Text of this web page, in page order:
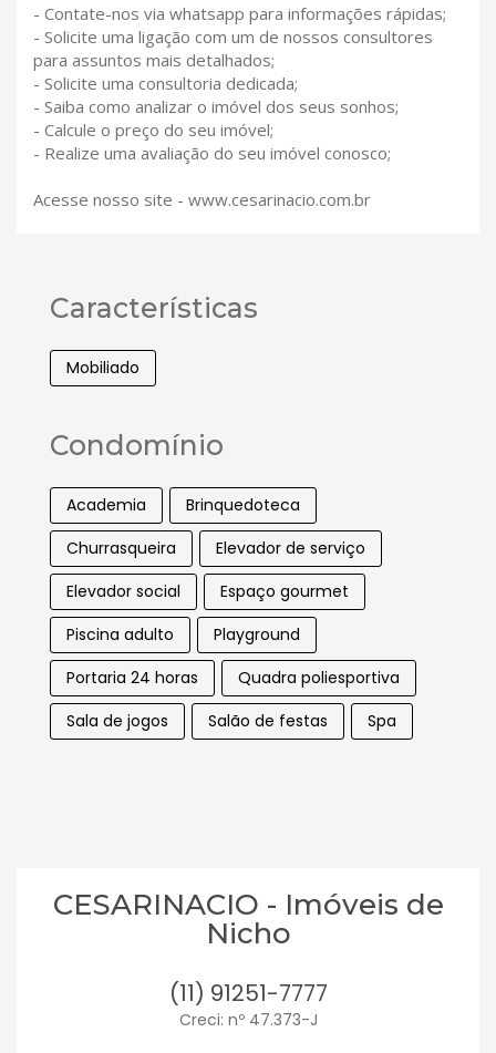
- Contate-nos via whatsapp para informações rápidas;
- Solicite uma ligação com um de nossos consultores
para assuntos mais detalhados;
- Solicite uma consultoria dedicada;
- Saiba como analizar o imóvel dos seus sonhos;
- Calcule o preço do seu imóvel;
- Realize uma avaliação do seu imóvel conosco;
Acesse nosso site - www.cesarinacio.com.br
Características
Mobiliado
Condomínio
Academia
Brinquedoteca
Churrasqueira
Elevador de serviço
Elevador social
Espaço gourmet
Piscina adulto
Playground
Portaria 24 horas
Quadra poliesportiva
Sala de jogos
Salão de festas Spa
CESARINACIO - Imóveis de
Nicho
(11) 91251-7777
Creci: nº 47.373-J